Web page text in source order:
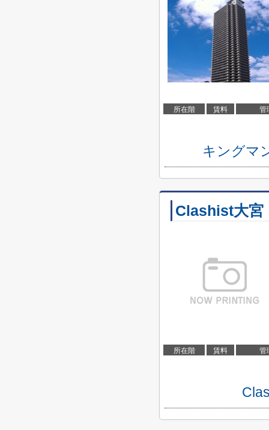
所在階 賃料 管
キングマ
Clashist大宮
所在階 賃料 管